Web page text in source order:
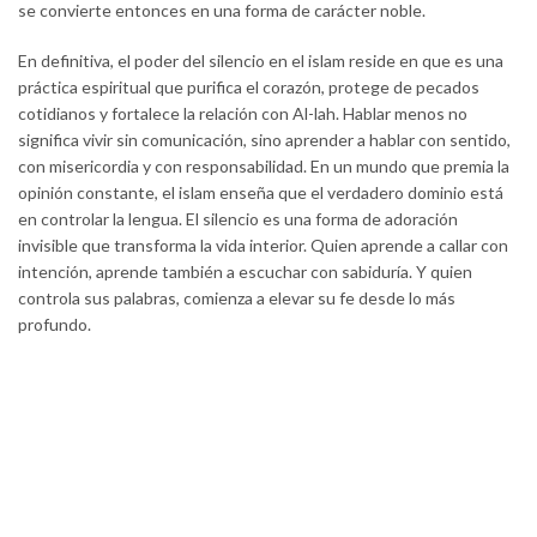
se convierte entonces en una forma de carácter noble.
En definitiva, el poder del silencio en el islam reside en que es una
práctica espiritual que purifica el corazón, protege de pecados
cotidianos y fortalece la relación con Al-lah. Hablar menos no
significa vivir sin comunicación, sino aprender a hablar con sentido,
con misericordia y con responsabilidad. En un mundo que premia la
opinión constante, el islam enseña que el verdadero dominio está
en controlar la lengua. El silencio es una forma de adoración
invisible que transforma la vida interior. Quien aprende a callar con
intención, aprende también a escuchar con sabiduría. Y quien
controla sus palabras, comienza a elevar su fe desde lo más
profundo.